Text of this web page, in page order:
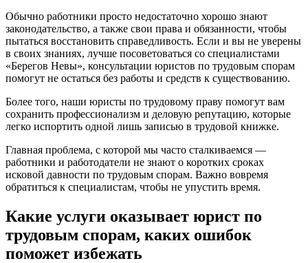
Обычно работники просто недостаточно хорошо знают
законодательство, а также свои права и обязанности, чтобы
пытаться восстановить справедливость. Если и вы не уверены
в своих знаниях, лучше посоветоваться со специалистами
«Берегов Невы», консультации юристов по трудовым спорам
помогут не остаться без работы и средств к существованию.
Более того, наши юристы по трудовому праву помогут вам
сохранить профессионализм и деловую репутацию, которые
легко испортить одной лишь записью в трудовой книжке.
Главная проблема, с которой мы часто сталкиваемся —
работники и работодатели не знают о коротких сроках
исковой давности по трудовым спорам. Важно вовремя
обратиться к специалистам, чтобы не упустить время.
Какие услуги оказывает юрист по
трудовым спорам, каких ошибок
поможет избежать